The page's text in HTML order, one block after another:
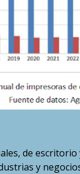
de escritorio
y